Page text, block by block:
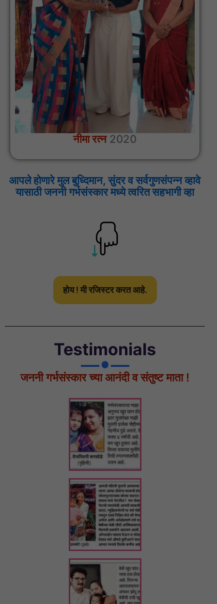
नीमा रत्न2020
आपले होणारे मुल बुध्दिमान, सुंदर व सर्वगुणसंपन्न व्हावे
यासाठी जननी गर्भसंस्कार मध्ये त्वरित सहभागी व्हा
होय ! मी रजिस्टर करत आहे.
Testimonials
जननी गर्भसंस्कार च्या आनंदी व संतुष्ट माता !